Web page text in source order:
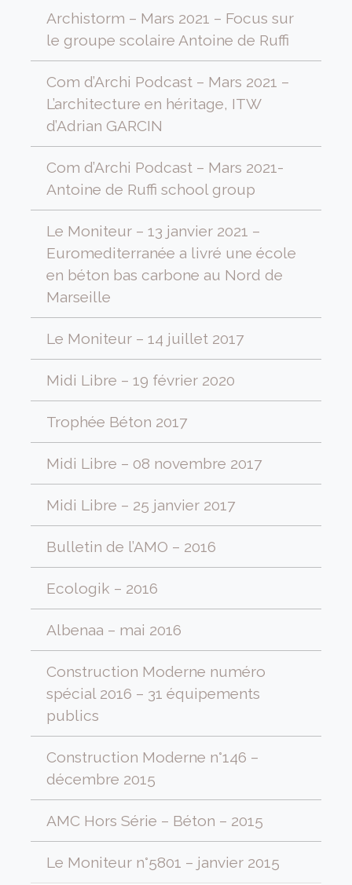
Archistorm – Mars 2021 – Focus sur
le groupe scolaire Antoine de Ruffi
Com d’Archi Podcast – Mars 2021 –
L’architecture en héritage, ITW
d’Adrian GARCIN
Com d’Archi Podcast – Mars 2021-
Antoine de Ruffi school group
Le Moniteur – 13 janvier 2021 –
Euromediterranée a livré une école
en béton bas carbone au Nord de
Marseille
Le Moniteur – 14 juillet 2017
Midi Libre – 19 février 2020
Trophée Béton 2017
Midi Libre – 08 novembre 2017
Midi Libre – 25 janvier 2017
Bulletin de l’AMO – 2016
Ecologik – 2016
Albenaa – mai 2016
Construction Moderne numéro
spécial 2016 – 31 équipements
publics
Construction Moderne n°146 –
décembre 2015
AMC Hors Série – Béton – 2015
Le Moniteur n°5801 – janvier 2015